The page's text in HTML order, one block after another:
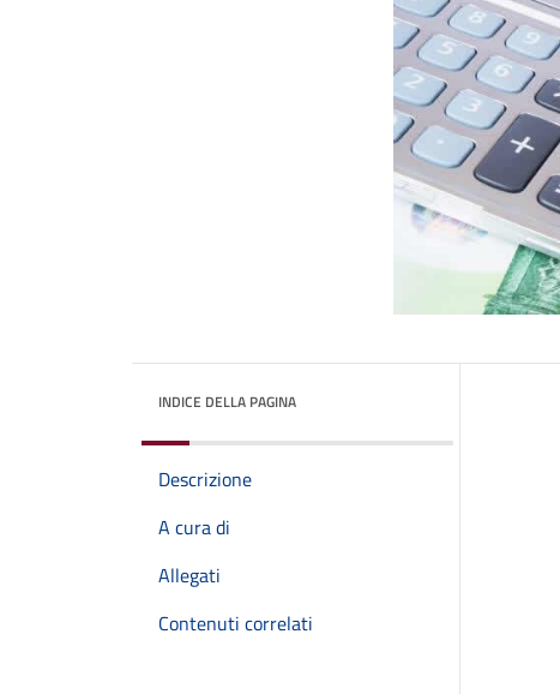
INDICE DELLA PAGINA
Descrizione
A cura di
Allegati
Contenuti correlati